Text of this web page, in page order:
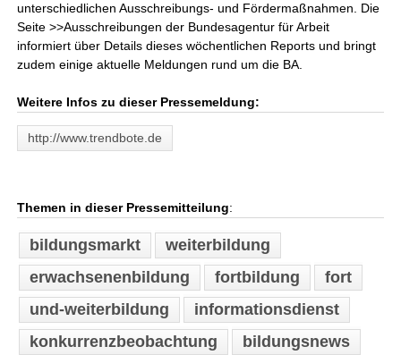
unterschiedlichen Ausschreibungs- und Fördermaßnahmen. Die
Seite >>Ausschreibungen der Bundesagentur für Arbeit
informiert über Details dieses wöchentlichen Reports und bringt
zudem einige aktuelle Meldungen rund um die BA.
Weitere Infos zu dieser Pressemeldung:
http://www.trendbote.de
Themen in dieser Pressemitteilung:
bildungsmarkt
weiterbildung
erwachsenenbildung
fortbildung
fort
und-weiterbildung
informationsdienst
konkurrenzbeobachtung
bildungsnews